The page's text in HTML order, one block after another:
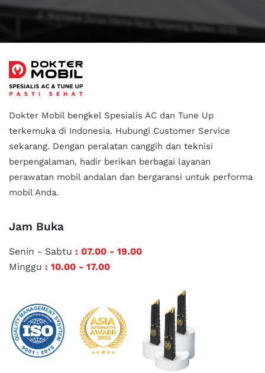
Dokter Mobil bengkel Spesialis AC dan Tune Up
terkemuka di Indonesia. Hubungi Customer Service
sekarang. Dengan peralatan canggih dan teknisi
berpengalaman, hadir berikan berbagai layanan
perawatan mobil andalan dan bergaransi untuk performa
mobil Anda.
Jam Buka
Senin - Sabtu : 07.00 - 19.00
Minggu : 10.00 - 17.00